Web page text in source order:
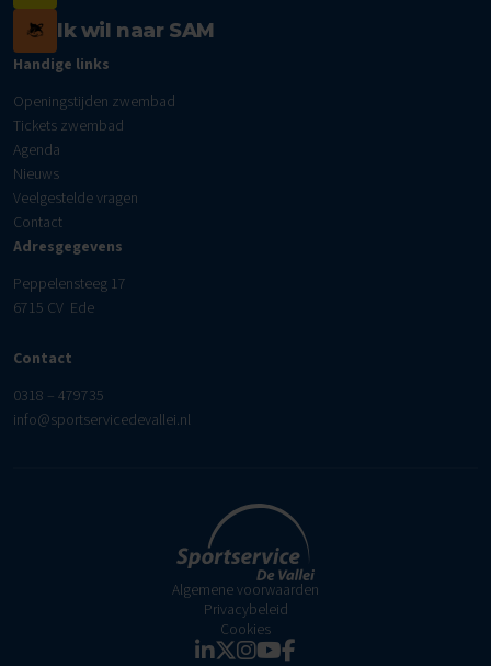
Ik wil naar SAM
Handige links
Openingstijden zwembad
Tickets zwembad
Agenda
Nieuws
Veelgestelde vragen
Contact
Adresgegevens
Peppelensteeg 17
6715 CV Ede
Contact
0318 – 479735
info@sportservicedevallei.nl
Algemene voorwaarden
Privacybeleid
Cookies